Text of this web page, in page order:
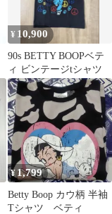
¥ 10,900
90s BETTY BOOPベテ
ィ ビンテージtシャツ
¥1,799
Betty Boop カウ柄 半袖
Tシャツ ベティ